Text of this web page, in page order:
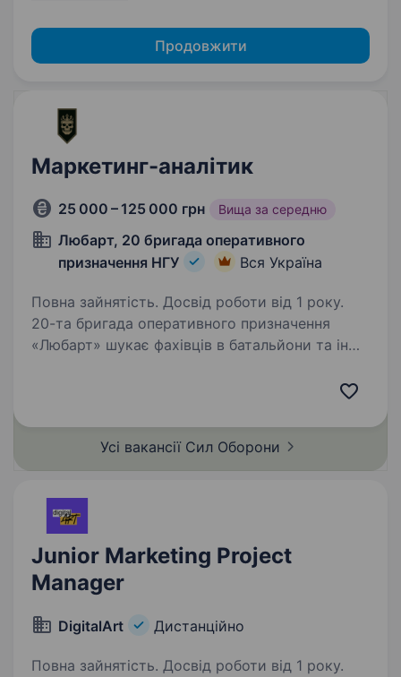
Продовжити
Маркетинг-аналітик
25 000 – 125 000 грн Вища за середню
Любарт, 20 бригада оперативного
призначення НГУ
Вся Україна
Повна зайнятість. Досвід роботи від 1 року.
20-та бригада оперативного призначення
«Любарт» шукає фахівців в батальйони та інші
Усі вакансії Сил Оборони
Junior Marketing Project
Manager
DigitalArt Дистанційно
Повна зайнятість. Досвід роботи від 1 року.